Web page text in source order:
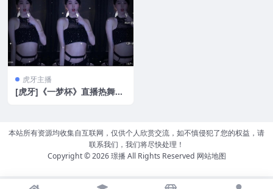
虎牙主播
[虎牙]《一梦杯》直播热舞比
本站所有资源均收集自互联网，仅供个人欣赏交流，如不慎侵犯了您的权益，请
联系我们，我们将尽快处理！
Copyright © 2026璟播All Rights Reserved 网站地图